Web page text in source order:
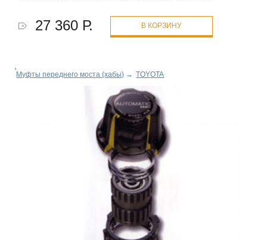
27 360 Р. В КОРЗИНУ
Муфты переднего моста (хабы) → TOYOTA